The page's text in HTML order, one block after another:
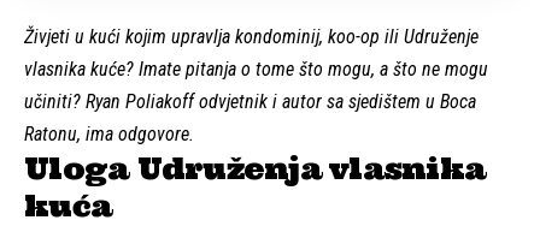
Živjeti u kući kojim upravlja kondominij, koo-op ili Udruženje
vlasnika kuće? Imate pitanja o tome što mogu, a što ne mogu
učiniti? Ryan Poliakoffodvjetnik i autor sa sjedištem u Boca
Ratonu, ima odgovore.
Uloga Udruženja vlasnika
kuća